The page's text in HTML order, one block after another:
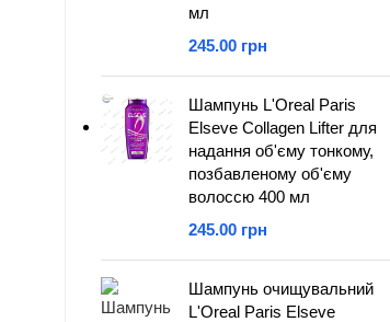
мл
грн
Шампунь L'Oreal Paris
Elseve Collagen Lifter для
надання об'єму тонкому,
позбавленому об'єму
волоссю 400 мл
грн
Шампунь очищувальний
L'Oreal Paris Elseve